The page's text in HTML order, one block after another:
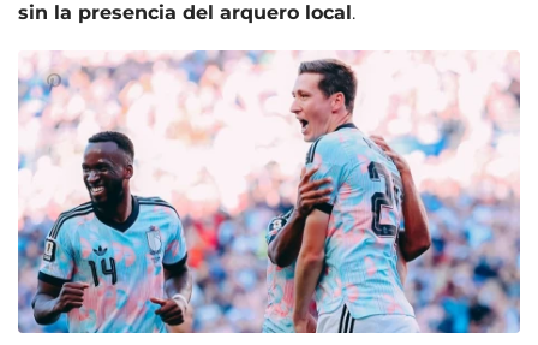
sin la presencia del arquero local.